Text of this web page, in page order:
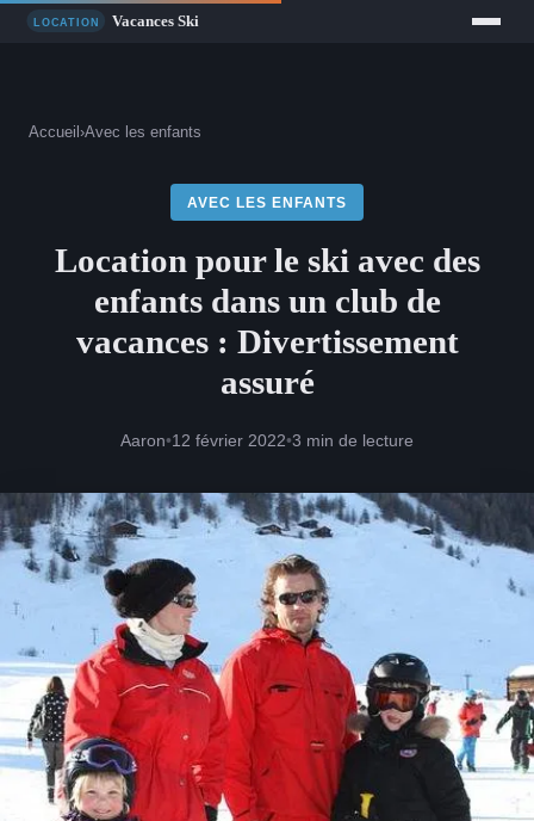
Accueil ›Avec les enfants
AVEC LES ENFANTS
Location pour le ski avec des
enfants dans un club de
vacances : Divertissement
assuré
Aaron•12 février 2022•3 min de lecture